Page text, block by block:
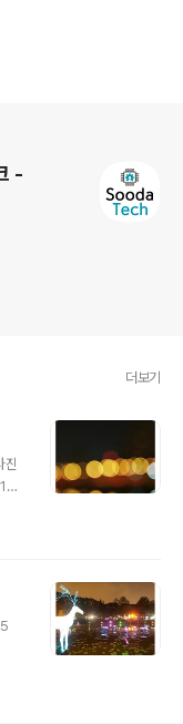
-
더보기
진